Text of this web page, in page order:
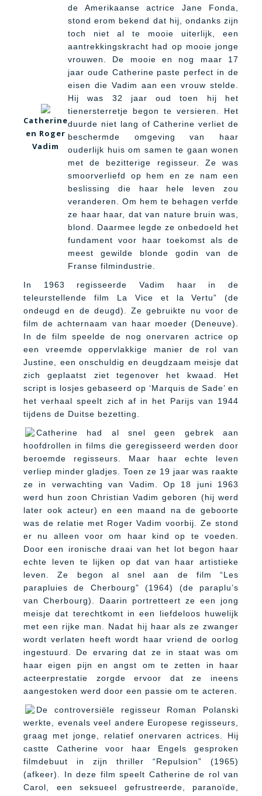
Catherine
en Roger
Vadim
de Amerikaanse actrice Jane Fonda,
stond erom bekend dat hij, ondanks zijn
toch niet al te mooie uiterlijk, een
aantrekkingskracht had op mooie jonge
vrouwen. De mooie en nog maar 17
jaar oude Catherine paste perfect in de
eisen die Vadim aan een vrouw stelde.
Hij was 32 jaar oud toen hij het
tienersterretje begon te versieren. Het
duurde niet lang of Catherine verliet de
beschermde omgeving van haar
ouderlijk huis om samen te gaan wonen
met de bezitterige regisseur. Ze was
smoorverliefd op hem en ze nam een
beslissing die haar hele leven zou
veranderen. Om hem te behagen verfde
ze haar haar, dat van nature bruin was,
blond. Daarmee legde ze onbedoeld het
fundament voor haar toekomst als de
meest gewilde blonde godin van de
Franse filmindustrie.
In 1963 regisseerde Vadim haar in de
teleurstellende film La Vice et la Vertu” (de
ondeugd en de deugd). Ze gebruikte nu voor de
film de achternaam van haar moeder (Deneuve).
In de film speelde de nog onervaren actrice op
een vreemde oppervlakkige manier de rol van
Justine, een onschuldig en deugdzaam meisje dat
zich geplaatst ziet tegenover het kwaad. Het
script is losjes gebaseerd op ‘Marquis de Sade’ en
het verhaal speelt zich af in het Parijs van 1944
tijdens de Duitse bezetting.
Catherine had al snel geen gebrek aan
hoofdrollen in films die geregisseerd werden door
beroemde regisseurs. Maar haar echte leven
verliep minder gladjes. Toen ze 19 jaar was raakte
ze in verwachting van Vadim. Op 18 juni 1963
werd hun zoon Christian Vadim geboren (hij werd
later ook acteur) en een maand na de geboorte
was de relatie met Roger Vadim voorbij. Ze stond
er nu alleen voor om haar kind op te voeden.
Door een ironische draai van het lot begon haar
echte leven te lijken op dat van haar artistieke
leven. Ze begon al snel aan de film “Les
parapluies de Cherbourg” (1964) (de paraplu’s
van Cherbourg). Daarin portretteert ze een jong
meisje dat terechtkomt in een liefdeloos huwelijk
met een rijke man. Nadat hij haar als ze zwanger
wordt verlaten heeft wordt haar vriend de oorlog
ingestuurd. De ervaring dat ze in staat was om
haar eigen pijn en angst om te zetten in haar
acteerprestatie zorgde ervoor dat ze ineens
aangestoken werd door een passie om te acteren.
De controversiële regisseur Roman Polanski
werkte, evenals veel andere Europese regisseurs,
graag met jonge, relatief onervaren actrices. Hij
castte Catherine voor haar Engels gesproken
filmdebuut in zijn thriller “Repulsion” (1965)
(afkeer). In deze film speelt Catherine de rol van
Carol, een seksueel gefrustreerde, paranoïde,